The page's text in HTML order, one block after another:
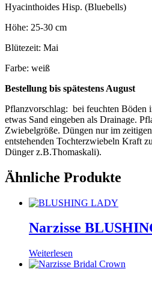
Hyacinthoides Hisp. (Bluebells)
Höhe: 25-30 cm
Blütezeit: Mai
Farbe: weiß
Bestellung bis spätestens August
Pflanzvorschlag: bei feuchten Böden
etwas Sand eingeben als Drainage.
Zwiebelgröße. Düngen nur im
entstehenden Tochterzwiebeln Kraft
Dünger z.B.Thomaskali).
Ähnliche Produkte
Narzisse
Weiterlesen